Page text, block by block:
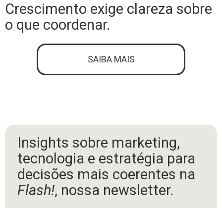
Crescimento exige clareza sobre
o que coordenar.
SAIBA MAIS
Insights sobre marketing,
tecnologia e estratégia para
decisões mais coerentes na
Flash!, nossa newsletter.